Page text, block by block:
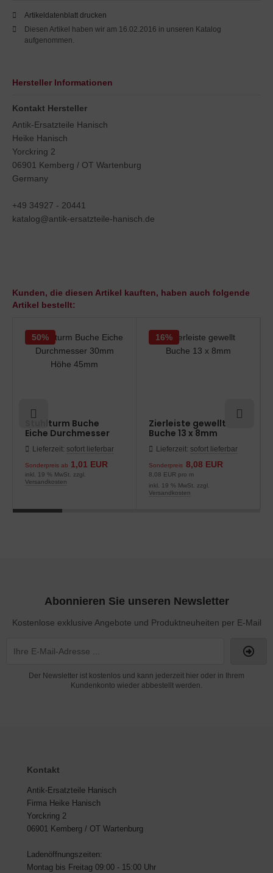
Artikeldatenblatt drucken
Diesen Artikel haben wir am 16.02.2016 in unseren Katalog
aufgenommen.
Hersteller Informationen
Kontakt Hersteller
Antik-Ersatzteile Hanisch
Heike Hanisch
Yorckring 2
06901 Kemberg / OT Wartenburg
Germany
+49 34927 - 20441
katalog@antik-ersatzteile-hanisch.de
Kunden, die diesen Artikel kauften, haben auch folgende
Artikel bestellt:
Stuhlturm Buche
Eiche Durchmesser
30mm Höhe 45mm
Lieferzeit: sofort lieferbar
Sonderpreis ab 1,01 EUR
50%
inkl. 19 % MwSt. zzgl.
Versandkosten
Zierleiste gewellt
Buche 13 x 8mm
Lieferzeit: sofort lieferbar
Sonderpreis 8,08 EUR
16%
8,08 EUR pro m
inkl. 19 % MwSt. zzgl.
Versandkosten
Abonnieren Sie unseren Newsletter
Kostenlose exklusive Angebote und Produktneuheiten per E-Mail
Der Newsletter ist kostenlos und kann jederzeit hier oder in Ihrem
Kundenkonto wieder abbestellt werden.
Kontakt
Antik-Ersatzteile Hanisch
Firma Heike Hanisch
Yorckring 2
06901 Kemberg / OT Wartenburg
Ladenöffnungszeiten:
Montag bis Freitag 09:00 - 15:00 Uhr